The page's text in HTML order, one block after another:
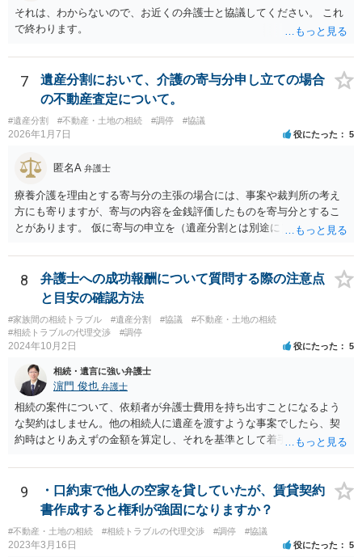
それは、わからないので、お近くの弁護士と協議してください。 これ
で終わります。
7
遺産分割において、介護の寄与分申し立ての場合
の不動産査定について。
#遺産分割 #不動産・土地の相続 #調停 #協議
2026年1月7日 役にたった 5
匿名A 弁護士
療養介護を理由とする寄与分の主張の場合には、事案や裁判所の考え
方にも寄りますが、寄与の内容を金銭評価したものを寄与分とするこ
とがあります。 仮に寄与の申立を（遺産分割とは別途に）して、その
価）は不要ということもあります。 ただ、前提として、遺産分割はし
なければならないでしょうから、現実的にはいずれにせよ不動産評価
は必要でしょう。
8
弁護士への成功報酬について質問する際の注意点
と目安の確認方法
#家族間の相続トラブル #遺産分割 #協議
#不動産・土地の相続
#相続トラブルの代理交渉
#調停
2024年10月2日 役にたった 5
相続・遺言に強い弁護士
濵門 俊也 弁護士
相続の案件について、依頼者が弁護士費用を持ち出すことになるよう
な契約はしません。他の相続人に遺産を渡すような事案でしたら、契
約時はとりあえずの金額を算定し、それを基準として着手金を設定
あり得ます。 今後の見通しを言わないで契約はできないです。依頼者
が納得できる説明を受けるべきです。
9
・口約束で他人の空家を貸していたが、賃貸契約
書作成すると権利が強固になりますか？
#不動産・土地の相続 #相続トラブルの代理交渉 #調停 #協議
2023年3月16日 役にたった 5